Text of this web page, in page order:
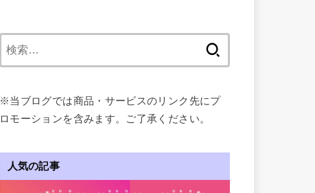
※当ブログでは商品・サービスのリンク先にプ
ロモーションを含みます。ご了承ください。
人気の記事